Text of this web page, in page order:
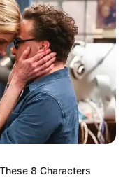
8 Characters